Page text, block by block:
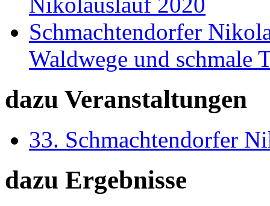
Schmachtendorfer
Waldwege und schmale
dazu Veranstaltungen
33. Schmachtendorfer
dazu Ergebnisse